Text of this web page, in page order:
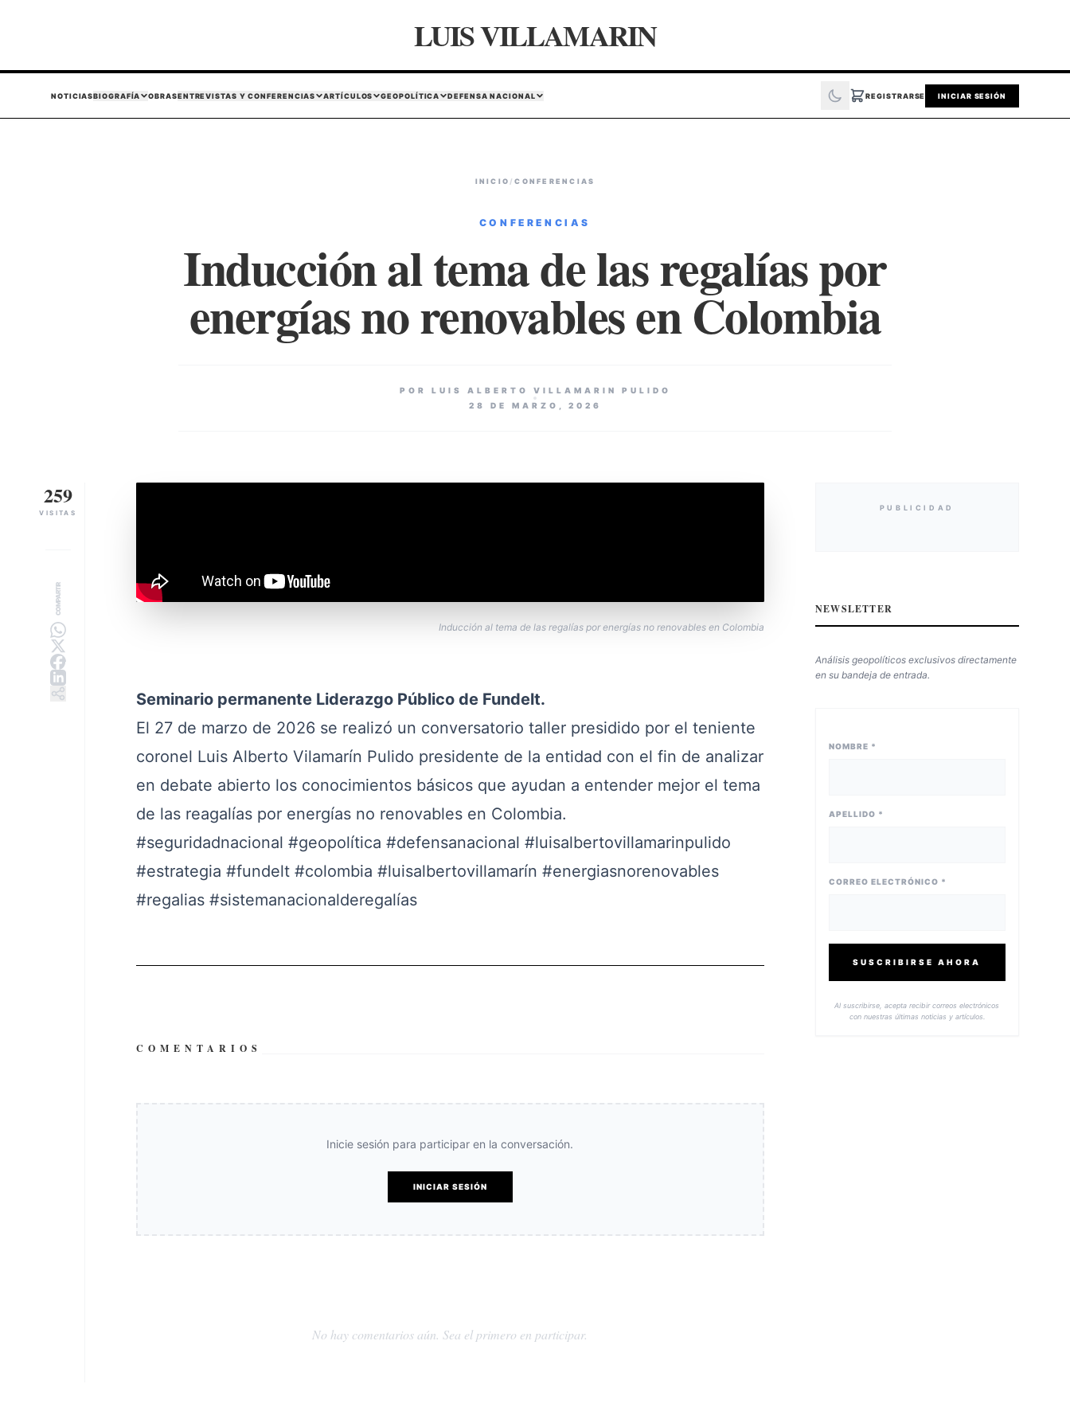
LUIS VILLAMARIN
NOTICIASBIOGRAFÍA OBRASENTREVISTAS Y CONFERENCIAS ARTÍCULOS GEOPOLÍTICA DEFENSA NACIONAL REGISTRARSE INICIAR SESIÓN
INICIO /CONFERENCIAS
CONFERENCIAS
Inducción al tema de las regalías por
energías no renovables en Colombia
POR LUIS ALBERTO VILLAMARIN PULIDO
28 DE MARZO, 2026
259
VISITAS
COMPARTIR
Inducción al tema de las regalías por energías no renovables en Colombia
Seminario permanente Liderazgo Público de Fundelt.
El 27 de marzo de 2026 se realizó un conversatorio taller presidido por el teniente
coronel Luis Alberto Vilamarín Pulido presidente de la entidad con el fin de analizar
en debate abierto los conocimientos básicos que ayudan a entender mejor el tema
de las reagalías por energías no renovables en Colombia.
#seguridadnacional #geopolítica #defensanacional #luisalbertovillamarinpulido
#estrategia #fundelt #colombia #luisalbertovillamarín #energiasnorenovables
#regalias #sistemanacionalderegalías
COMENTARIOS
Inicie sesión para participar en la conversación.
INICIAR SESIÓN
No hay comentarios aún. Sea el primero en participar.
PUBLICIDAD
NEWSLETTER
Análisis geopolíticos exclusivos directamente
en su bandeja de entrada.
NOMBRE *
APELLIDO *
CORREO ELECTRÓNICO *
SUSCRIBIRSE AHORA
Al suscribirse, acepta recibir correos electrónicos
con nuestras últimas noticias y artículos.